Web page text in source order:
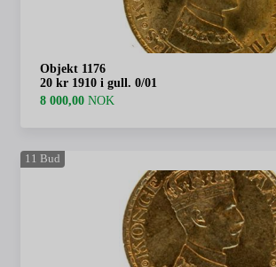
Objekt 1176
20 kr 1910 i gull. 0/01
8 000,00 NOK
11 Bud